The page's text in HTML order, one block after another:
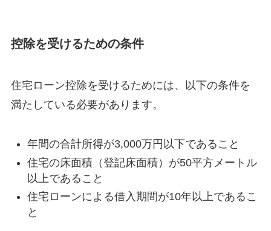
控除を受けるための条件
住宅ローン控除を受けるためには、以下の条件を
満たしている必要があります。
年間の合計所得が3,000万円以下であること
住宅の床面積（登記床面積）が50平方メートル
以上であること
住宅ローンによる借入期間が10年以上であるこ
と